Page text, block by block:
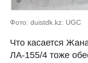
Фото: duistdk.kz: UGC
Что касается
ЛА-155/4 тоже